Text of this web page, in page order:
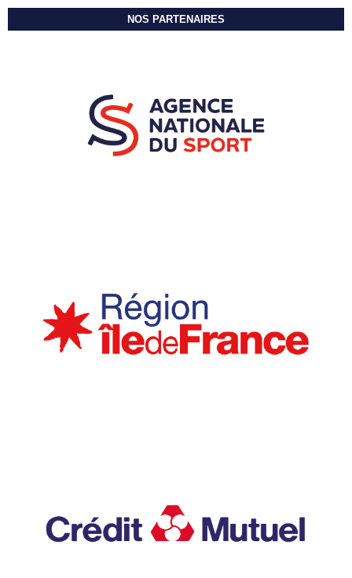
NOS PARTENAIRES